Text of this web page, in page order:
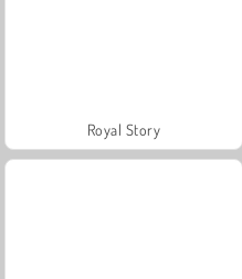
Royal Story